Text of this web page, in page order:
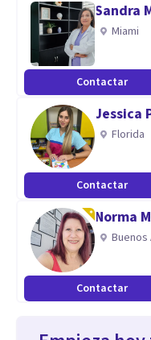
habilidades en temas
Trabajo en grupos
ENfermedades
Ansiedad
Depresión
Intentos Autoliticos.
Evaluación Psicológica
Adicciones.
Trastornos de
Sandra
Miami
Contactar
Jessica
Florida
Contactar
Norma
Buenos
Contactar